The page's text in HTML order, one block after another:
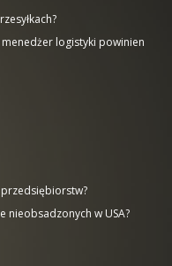
logistyki powinien
nieobsadzonych w USA?